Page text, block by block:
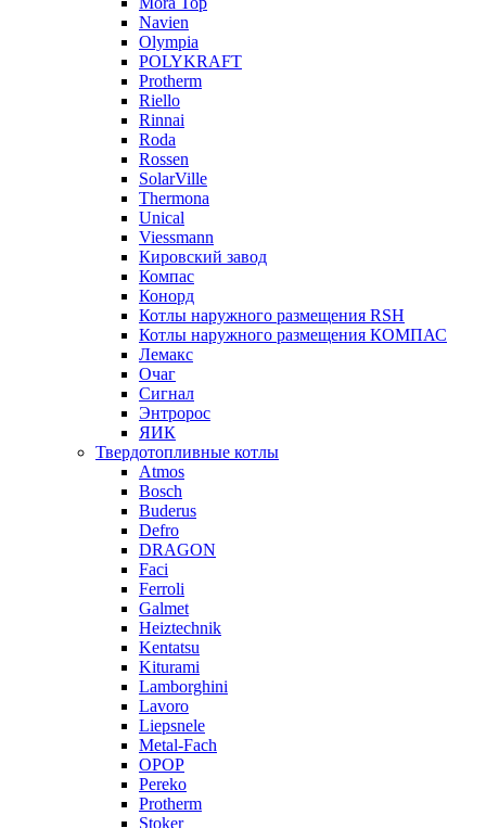
Navien
Olympia
POLYKRAFT
Protherm
Riello
Rinnai
Roda
Rossen
SolarVille
Thermona
Unical
Viessmann
Кировский завод
Компас
Конорд
Котлы наружного размещения RSH
Котлы наружного размещения КОМПАС
Лемакс
Очаг
Сигнал
Энтророс
ЯИК
Твердотопливные котлы
Atmos
Bosch
Buderus
Defro
DRAGON
Faci
Ferroli
Galmet
Heiztechnik
Kentatsu
Kiturami
Lamborghini
Lavoro
Liepsnele
Metal-Fach
OPOP
Pereko
Protherm
Stoker